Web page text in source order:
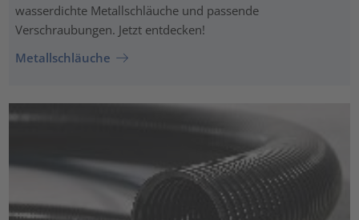
wasserdichte Metallschläuche und passende
Verschraubungen. Jetzt entdecken!
Metallschläuche